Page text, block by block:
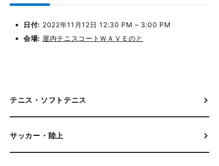
日付: 2022年11月12日 12:30 PM – 3:00 PM
会場: 屋内テニスコートＷＡＶＥのと
テニス・ソフトテニス
サッカー・陸上